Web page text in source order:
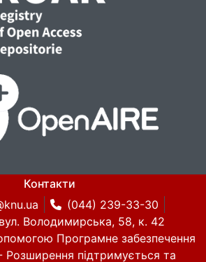
Контакти
(044) 239-33-30
Володимирська, 58, к. 42
Програмне забезпечення
Розширення підтримується та